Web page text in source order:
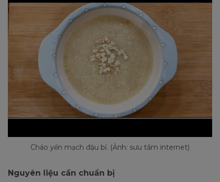
Cháo yến mạch đậu bí. (Ảnh: sưu tầm internet)
Nguyên liệu cần chuẩn bị